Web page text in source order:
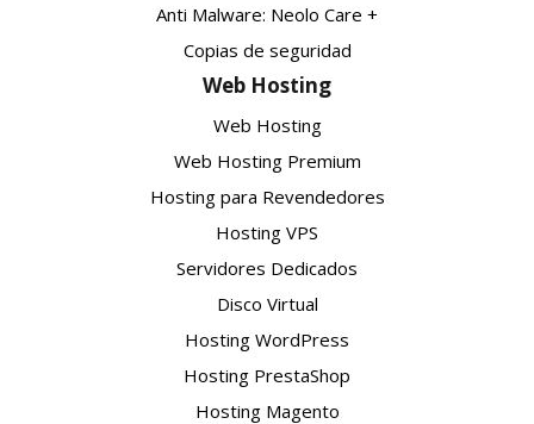
Anti Malware: Neolo Care +
Copias de seguridad
Web Hosting
Web Hosting
Web Hosting Premium
Hosting para Revendedores
Hosting VPS
Servidores Dedicados
Disco Virtual
Hosting WordPress
Hosting PrestaShop
Hosting Magento